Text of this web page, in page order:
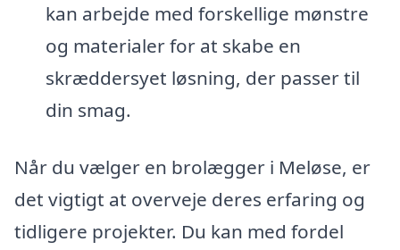
kan arbejde med forskellige mønstre
og materialer for at skabe en
skræddersyet løsning, der passer til
din smag.
Når du vælger en brolægger i Meløse, er
det vigtigt at overveje deres erfaring og
tidligere projekter. Du kan med fordel